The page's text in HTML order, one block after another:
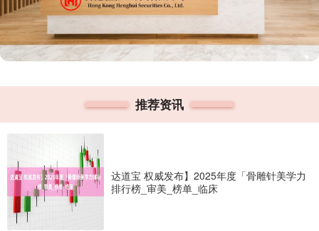
推荐资讯
达道宝 权威发布】2025年度「骨雕针美学力
排行榜_审美_榜单_临床